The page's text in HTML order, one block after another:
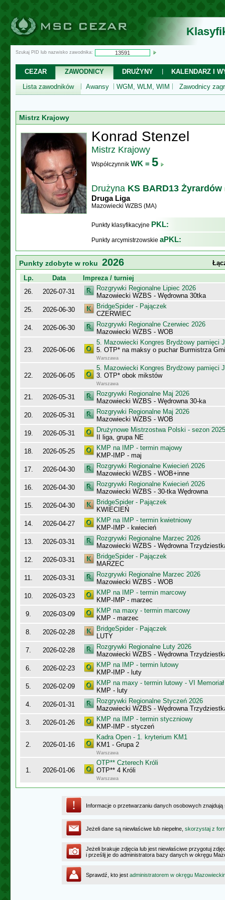
Szukaj PID lub nazwisko zawodnika:
CEZAR ZAWODNICY DRUŻYNY
KALENDARZ I
Lista zawodników
Awansy WGM, WLM, WIM Zawodnicy
Mistrz Krajowy
Konrad Stenzel
Mistrz Krajowy
Współczynnik WK = 5
Drużyna KS BARD13 Żyrardów
Druga Liga
Mazowiecki WZBS (MA)
Punkty klasyfikacyjne PKL:
Punkty arcymistrzowskie aPKL:
Punkty zdobyte w roku 2026
Lp.
Data
Impreza / turniej
26.
2026-07-31
Rozgrywki Regionalne Lipiec 2026
Mazowiecki WZBS - Wędrowna 30tka
25.
2026-06-30
BridgeSpider - Pajączek
CZERWIEC
24.
2026-06-30
Rozgrywki Regionalne Czerwiec 2026
Mazowiecki WZBS - WOB
23. 2026-06-06
5. Mazowiecki Kongres Brydżowy pamięci
5. OTP* na maksy o puchar Burmistrza
Warszawa
22. 2026-06-05
5. Mazowiecki Kongres Brydżowy pamięci
3. OTP* obok mikstów
Warszawa
21. 2026-05-31
Rozgrywki Regionalne Maj 2026
Mazowiecki WZBS - Wędrowna 30-ka
20.
2026-05-31
Rozgrywki Regionalne Maj 2026
Mazowiecki WZBS - WOB
19.
2026-05-31
Drużynowe Mistrzostwa Polski - sezon
II liga, grupa NE
18.
2026-05-25
KMP na IMP - termin majowy
KMP-IMP - maj
17.
2026-04-30
Rozgrywki Regionalne Kwiecień 2026
Mazowiecki WZBS - WOB+inne
16.
2026-04-30
Rozgrywki Regionalne Kwiecień 2026
Mazowiecki WZBS - 30-tka Wędrowna
15.
2026-04-30
BridgeSpider - Pajączek
KWIECIEŃ
14.
2026-04-27
KMP na IMP - termin kwietniowy
KMP-IMP - kwiecień
13.
2026-03-31
Rozgrywki Regionalne Marzec 2026
Mazowiecki WZBS - Wędrowna
12.
2026-03-31
BridgeSpider - Pajączek
MARZEC
11.
2026-03-31
Rozgrywki Regionalne Marzec 2026
Mazowiecki WZBS - WOB
10.
2026-03-23
KMP na IMP - termin marcowy
KMP-IMP - marzec
9.
2026-03-09
KMP na maxy - termin marcowy
KMP - marzec
8.
2026-02-28
BridgeSpider - Pajączek
LUTY
7.
2026-02-28
Rozgrywki Regionalne Luty 2026
Mazowiecki WZBS - Wędrowna
6.
2026-02-23
KMP na IMP - termin lutowy
KMP-IMP - luty
5.
2026-02-09
KMP na maxy - termin lutowy - VI
KMP - luty
4.
2026-01-31
Rozgrywki Regionalne Styczeń 2026
Mazowiecki WZBS - Wędrowna
3.
2026-01-26
KMP na IMP - termin styczniowy
KMP-IMP - styczeń
2. 2026-01-16
Kadra Open - 1. kryterium KM1
KM1 - Grupa 2
Warszawa
1. 2026-01-06
OTP** Czterech Króli
OTP** 4 Króli
Warszawa
Informacje o przetwarzaniu danych osobowych
Jeżeli dane są niewłaściwe lub niepełne, skorzystaj z
Jeżeli brakuje zdjęcia lub jest niewłaściwe przygotuj
i prześlij je do administratora bazy danych w okręgu
Sprawdź, kto jest administratorem w okręgu